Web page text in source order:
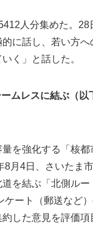
人分集めた。28
に話し、若い方へ
く」と話した。
ムレスに結ぶ（以
を強化する「核都
月4日、さいたま
を結ぶ「北側ルー
ート（郵送など
した意見を評価